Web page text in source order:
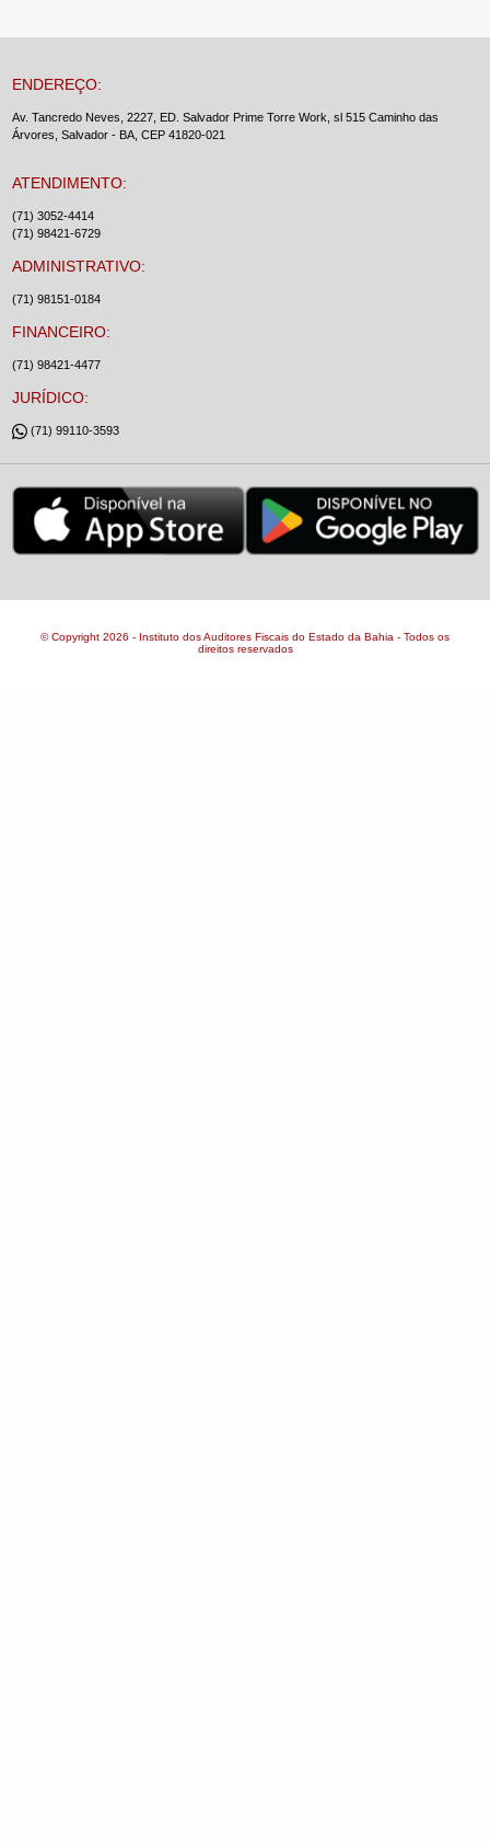
ENDEREÇO:
Av. Tancredo Neves, 2227, ED. Salvador Prime Torre Work, sl 515 Caminho das
Árvores, Salvador - BA, CEP 41820-021
ATENDIMENTO:
(71) 3052-4414
(71) 98421-6729
ADMINISTRATIVO:
(71) 98151-0184
FINANCEIRO:
(71) 98421-4477
JURÍDICO:
(71) 99110-3593
© Copyright 2026 - Instituto dos Auditores Fiscais do Estado da Bahia - Todos os
direitos reservados